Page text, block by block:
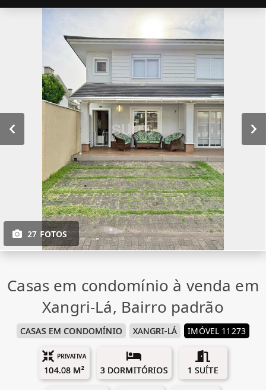
27 FOTOS
Casas em condomínio à venda em
Xangri-Lá, Bairro padrão
CASAS EM CONDOMÍNIO XANGRI-LÁ IMÓVEL 11273
PRIVATIVA
104.08 M² 3 DORMITÓRIOS 1 SUÍTE